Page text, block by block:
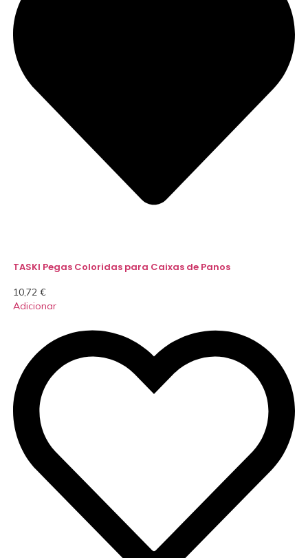
TASKI Pegas Coloridas para Caixas de Panos
10,72 €
Adicionar